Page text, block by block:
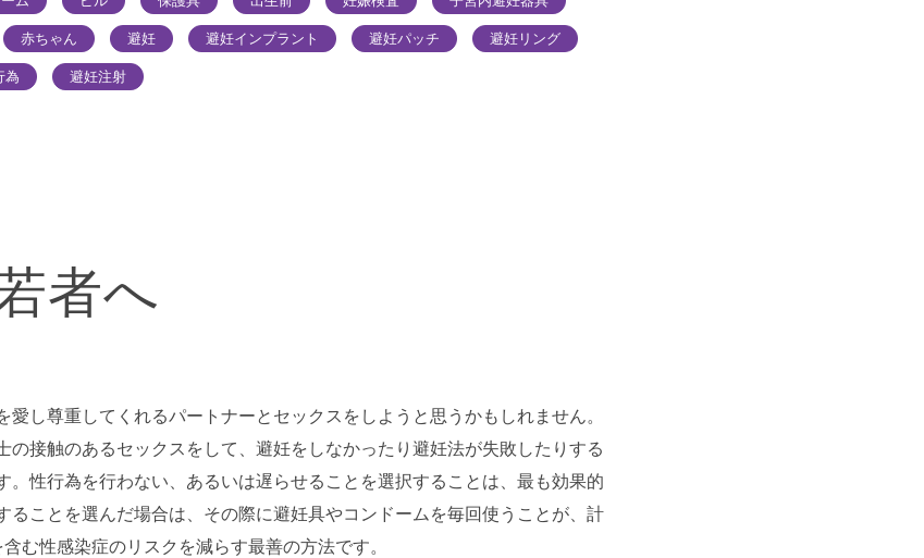
赤ちゃん 避妊 避妊インプラント 避妊パッチ 避妊リング
為 避妊注射
者へ
愛し尊重してくれるパートナーとセックスをしようと思うかもしれません。
の接触のあるセックスをして、避妊をしなかったり避妊法が失敗したりする
。性行為を行わない、あるいは遅らせることを選択することは、最も効果的
ることを選んだ場合は、その際に避妊具やコンドームを毎回使うことが、計
む性感染症のリスクを減らす最善の方法です。